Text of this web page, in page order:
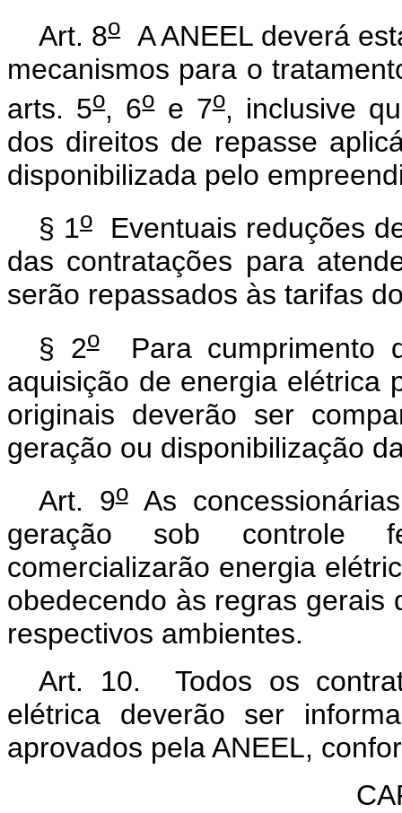
Art. 8oA ANEEL deverá
mecanismos para o
arts. 5o, 6oe 7o, inclusive
dos direitos de repasse
disponibilizada pelo
§ 1oEventuais reduções
das contratações para
serão repassados às tarifas
§ 2oPara cumprimento
aquisição de energia elétrica
originais deverão ser
geração ou disponibilização
Art. 9oAs
geração sob controle
comercializarão energia
obedecendo às regras gerais
respectivos ambientes.
Art. 10. Todos os
elétrica deverão ser
aprovados pela ANEEL,